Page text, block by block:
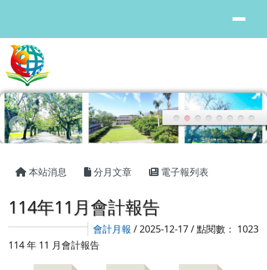
本站消息 分月文章 電子報列表
114年11月會計報告
會計月報 / 2025-12-17 / 點閱數： 1023
114 年 11 月會計報告